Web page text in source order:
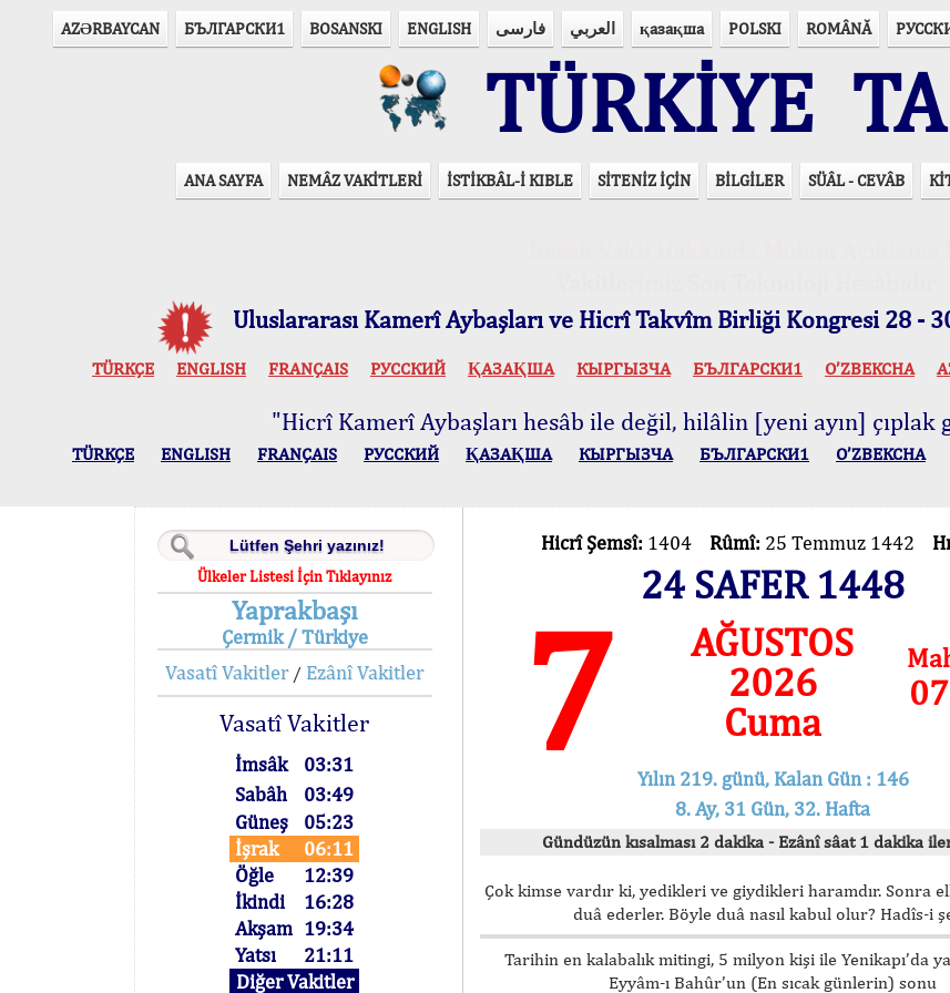
AZӘRBAYCAN БЪЛГАРСКИ1 BOSANSKI ENGLISH فارسی العربي қазақша POLSKI ROMÂNĂ
TÜRKİYE
ANA SAYFA NEMÂZ VAKİTLERİ İSTİKBÂL-İ KIBLE SİTENİZ İÇİN BİLGİLER SÜÂL - CEVÂB
Uluslararası Kamerî Aybaşları ve Hicrî Takvîm Birliği Kongresi 28 -
TÜRKÇE ENGLISH FRANÇAIS РУССКИЙ ҚАЗАҚША КЫPГЫЗЧA БЪЛГАРСКИ1 O’ZBEKCHA
"Hicrî Kamerî Aybaşları hesâb ile değil, hilâlin [yeni ayın] çıplak
TÜRKÇE ENGLISH FRANÇAIS РУССКИЙ ҚАЗАҚША КЫPГЫЗЧA БЪЛГАРСКИ1 O’ZBEKCHA
Ülkeler Listesi İçin Tıklayınız
Yaprakbaşı
Çermik / Türkiye
Vasatî Vakitler/ Ezânî Vakitler
Vasatî Vakitler
İmsâk
03:31
Sabâh
03:49
Güneş
05:23
İşrak
06:11
Öğle
12:39
İkindi
16:28
Akşam 19:34
Yatsı
21:11
Diğer Vakitler
Hicrî Şemsî: 1404 Rûmî: 25 Temmuz 1442
24 SAFER 1448
7
AĞUSTOS
2026
Cuma
Yılın 219. günü, Kalan Gün : 146
8. Ay, 31 Gün, 32. Hafta
Gündüzün kısalması 2 dakika - Ezânî sâat 1 dakika
Çok kimse vardır ki, yedikleri ve giydikleri haramdır. Sonra
duâ ederler. Böyle duâ nasıl kabul olur? Hadîs-i
Tarihin en kalabalık mitingi, 5 milyon kişi ile Yenikapı’da
Eyyâm-ı Bahûr’un (En sıcak günlerin) sonu